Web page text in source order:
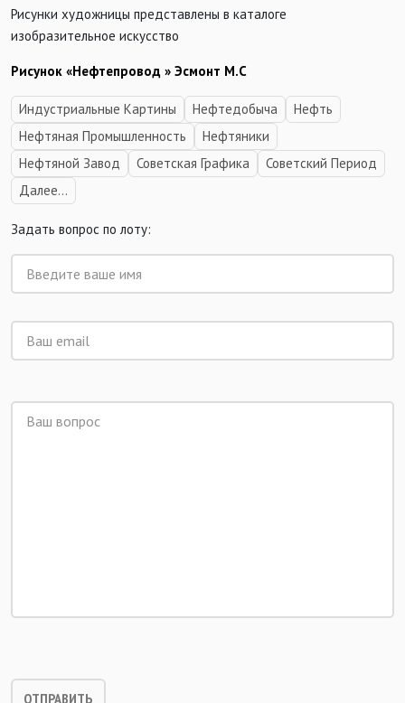
Рисунки художницы представлены в каталоге
изобразительное искусство
Рисунок «Нефтепровод » Эсмонт М.С
Индустриальные Картины Нефтедобыча
Нефть
Нефтяная Промышленность
Нефтяники
Нефтяной Завод
Советская Графика
Советский Период
Далее...
Задать вопрос по лоту: